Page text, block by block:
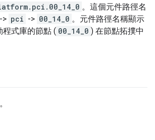
。這個元件路徑名
-> pci -> 00_14_0 。元件路徑名稱顯示
程式庫的節點 ( 00_14_0 ) 在節點拓撲中